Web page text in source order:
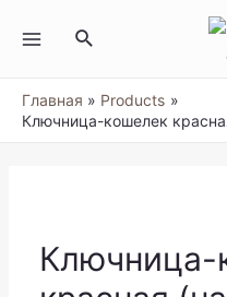
содержимому
MENU
Поиск
Главная
Products
Ключница-кошелек
Ключница-